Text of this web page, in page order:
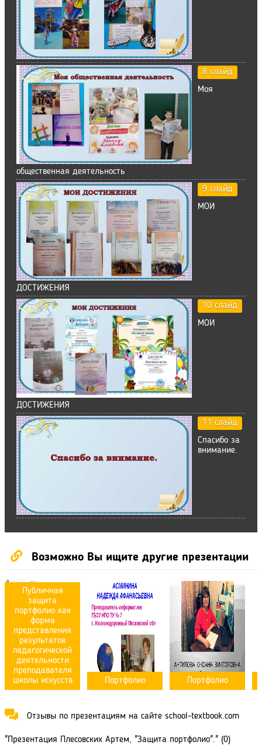
8 слайд
Моя
общественная деятельность
9 слайд
МОИ
ДОСТИЖЕНИЯ
10 слайд
МОИ
ДОСТИЖЕНИЯ
11 слайд
Спасибо за
внимание.
Возможно Вы ищите другие презентации
Публичная
защита
портфолио как
форма
представления
результатов
педагогической
деятельности
преподавателя
школы искусств
Портфолио Портфолио
Отзывы по презентациям на сайте school-textbook.com
"Презентация Плесовских Артем, "Защита портфолио"." (0)